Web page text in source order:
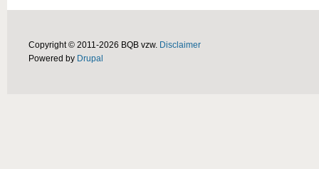
Copyright © 2011-2026 BQB vzw. Disclaimer
Powered by Drupal